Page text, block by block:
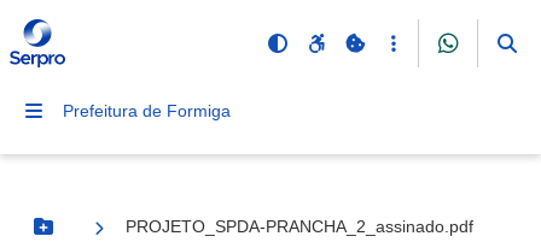
Prefeitura de Formiga
Botão Menu
PROJETO_SPDA-PRANCHA_2_assinado.pdf